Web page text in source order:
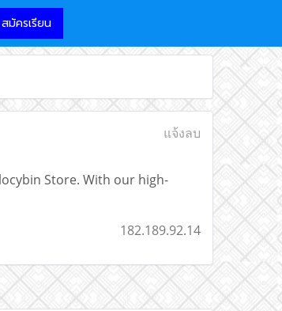
สมัครเรียน
แจ้งลบ
Store. With our high-
182.189.92.14